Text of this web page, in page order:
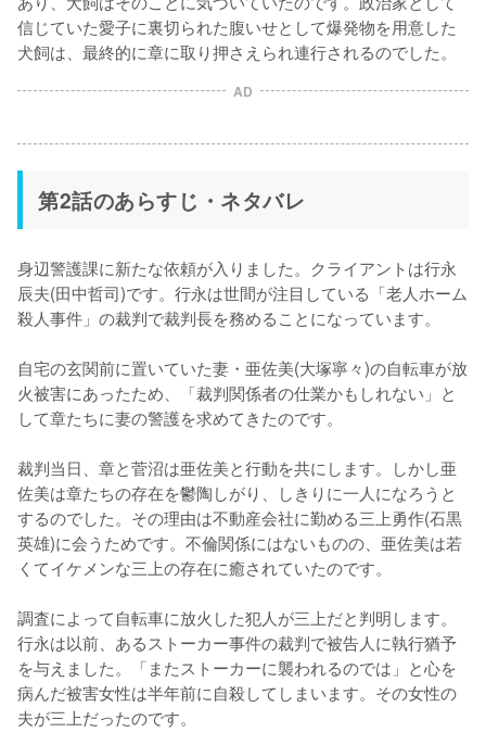
信じていた愛子に裏切られた腹いせとして爆発物を用意した
犬飼は、最終的に章に取り押さえられ連行されるのでした。
AD
第2話のあらすじ・ネタバレ
身辺警護課に新たな依頼が入りました。クライアントは行永
辰夫(田中哲司)です。行永は世間が注目している「老人ホーム
殺人事件」の裁判で裁判長を務めることになっています。
自宅の玄関前に置いていた妻・亜佐美(大塚寧々)の自転車が放
火被害にあったため、「裁判関係者の仕業かもしれない」と
して章たちに妻の警護を求めてきたのです。
裁判当日、章と菅沼は亜佐美と行動を共にします。しかし亜
佐美は章たちの存在を鬱陶しがり、しきりに一人になろうと
するのでした。その理由は不動産会社に勤める三上勇作(石黒
英雄)に会うためです。不倫関係にはないものの、亜佐美は若
くてイケメンな三上の存在に癒されていたのです。
調査によって自転車に放火した犯人が三上だと判明します。
行永は以前、あるストーカー事件の裁判で被告人に執行猶予
を与えました。「またストーカーに襲われるのでは」と心を
病んだ被害女性は半年前に自殺してしまいます。その女性の
夫が三上だったのです。